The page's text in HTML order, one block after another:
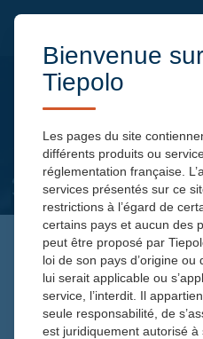
DÉCELER
DEMAIN
Bienvenue
Tiepolo
Les pages du site
différents produits ou
réglementation française.
services présentés sur ce
restrictions à l’égard de
certains pays et aucun des
peut être proposé par
loi de son pays d’origine
lui serait applicable ou
service, l’interdit. Il
seule responsabilité, de
est juridiquement autorisé